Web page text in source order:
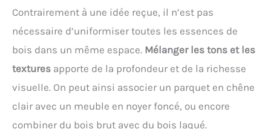
Contrairement à une idée reçue, il n’est pas
nécessaire d’uniformiser toutes les essences de
bois dans un même espace. Mélanger les tons et les
textures apporte de la profondeur et de la richesse
visuelle. On peut ainsi associer un parquet en chêne
clair avec un meuble en noyer foncé, ou encore
combiner du bois brut avec du bois laqué.